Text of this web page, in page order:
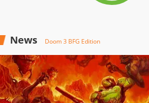
News Doom 3 BFG Edition